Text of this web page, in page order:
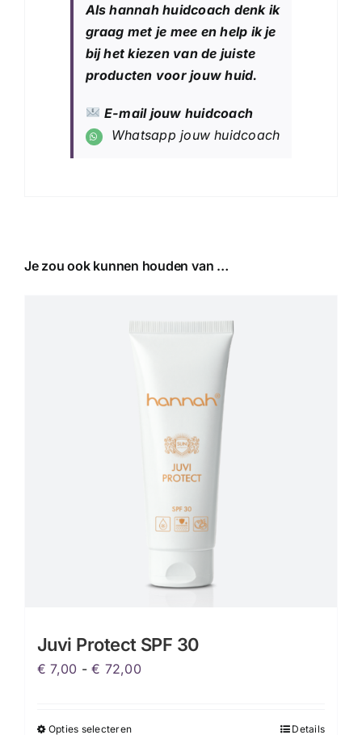
Als hannah huidcoach denk ik
graag met je mee en help ik je
bij het kiezen van de juiste
producten voor jouw huid.
E-mail jouw huidcoach
Whatsapp jouw huidcoach
Je zou ook kunnen houden van …
Juvi Protect SPF 30
€ 7,00 - € 72,00Prijsklasse:
Opties selecteren Details